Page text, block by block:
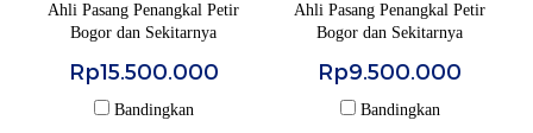
Ahli Pasang Penangkal Petir
Bogor dan Sekitarnya
Rp15.500.000
Bandingkan
Ahli Pasang Penangkal Petir
Bogor dan Sekitarnya
Rp9.500.000
Bandingkan